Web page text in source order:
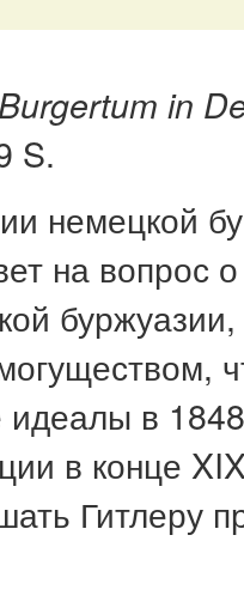
Burgertum in
S.
немецкой
на вопрос
в
в конце
Гитлеру